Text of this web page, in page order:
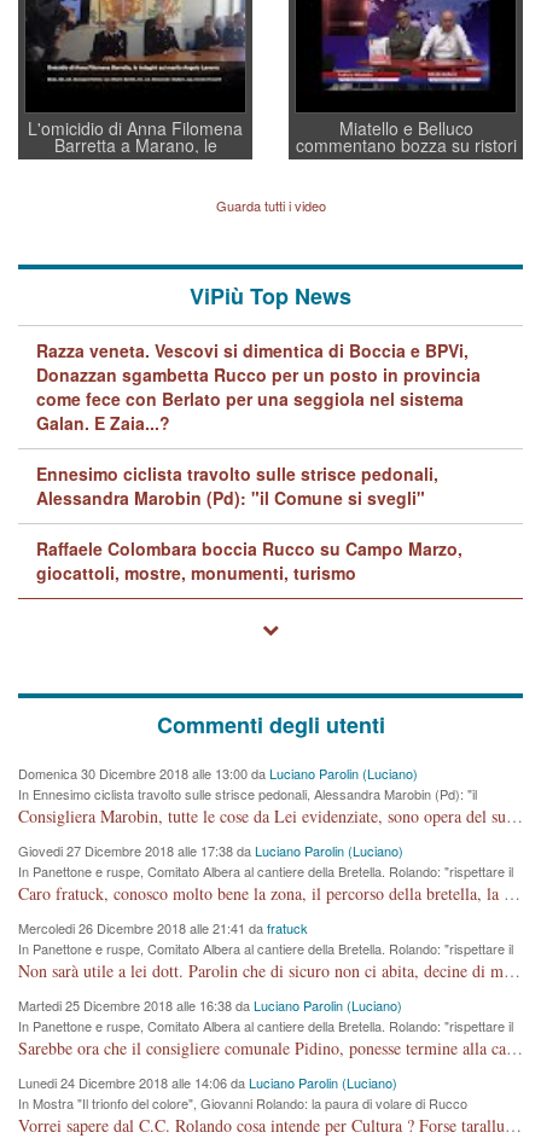
L'omicidio di Anna Filomena
Barretta a Marano, le
indagini dei carabinieri di
Lavarra: più avvincenti di
quelle di... Barbara D'Urso
Miatello e Belluco
commentano bozza su ristori
BPVi e Veneto Banca
Guarda tutti i video
ViPiù Top News
Razza veneta. Vescovi si dimentica di Boccia e BPVi,
Donazzan sgambetta Rucco per un posto in provincia
come fece con Berlato per una seggiola nel sistema
Galan. E Zaia...?
Ennesimo ciclista travolto sulle strisce pedonali,
Alessandra Marobin (Pd): "il Comune si svegli"
Raffaele Colombara boccia Rucco su Campo Marzo,
giocattoli, mostre, monumenti, turismo
Commenti degli utenti
Domenica 30 Dicembre 2018 alle 13:00 daLuciano Parolin (Luciano)
In Ennesimo ciclista travolto sulle strisce pedonali, Alessandra Marobin (Pd): "il
Comune si svegli"
Consigliera Marobin, tutte le cose da Lei evidenziate, sono opera del suo ex Assessore e compagno di Partito Antonio Marco Dalla Pozza Assessore alla "progettazione" di piste ciclabili e altre porcherie. A lui manderei il conto da saldare per incidenti e danni alle persone. E' ora che "finiamola." Avete perso rassegnatevi. qui IL SINDACO RUCCO NON C'ENTRA PER NIENTE. CAPITO!!!!!!!! Amen.
Giovedi 27 Dicembre 2018 alle 17:38 daLuciano Parolin (Luciano)
In Panettone e ruspe, Comitato Albera al cantiere della Bretella. Rolando: "rispettare il
cronoprogramma"
Caro fratuck, conosco molto bene la zona, il percorso della bretella, la situazione dei cittadini, abito in Viale Trento. A partire dal 2003 ho partecipato al Comitato di Maddalene pro bretella, e a riunioni propositive per apportare modifiche al progetto. Numerose mie foto del territorio sono arrivate a Roma, altri miei interventi (non graditi dalla Sx) sono stati pubblicati dal GdV, assieme ad altri come Ciro Asproso, ora favorevole alla bretella. Ho partecipato alla raccolta firme per la chiusura della strada x 5 giorni eseguita dal Sindaco Hullwech per sforamento 180 Micro/g. Pertanto come impegno per la tematica sono apposto con la coscienza. Ora il Progetto è partito, fine! Voglio dire che la nuova Giunta "comunale" non c'entra più. L'opera sarà "malauguratamente" eseguita, ma non con il mio placet. Il Consigliere Comunale dovrebbe capire che la campagna elettorale è finita, con buona pace di tutti. Quello che invece dovrebbe interessare è la proprietà della strada, dall'uscita autostradale Ovest, sino alla Rotatoria dell'Albara, vi sono tre possessori: Autostrade SpA; La Provincia, il Comune. Come la mettiamo per il futuro ? I costi, da 50 sono saliti a 100 milioni di € come dire 20 milioni a KM (!) da non credere. Comunque si farà. Ma nessuno canti Vittoria, anzi meglio non farne un ulteriore fatto "partitico" per questioni elettorali o di seggio. Se mi manda la sua mail, sono disponibile ad inviare i documenti e le foto sopra descritte. Con ossequi, Luciano Parolin
Mercoledi 26 Dicembre 2018 alle 21:41 dafratuck
In Panettone e ruspe, Comitato Albera al cantiere della Bretella. Rolando: "rispettare il
cronoprogramma"
Non sarà utile a lei dott. Parolin che di sicuro non ci abita, decine di migliaia di TIR, automobili e padroncini che passano quotidianamente per una strada appena rotabile, non è più possibile stendere i panni, attraversare la strada senza rischiare la morte, le case stanno crepando, i tempi sono cambiati e la bretella non passerà assolutamente per maddalene (ma cosa sta a dire?!), dia invece responsabilità a chi ha costruito tagliando la strada che doveva invece terminare a isola vicentina e non al moracchino lasciando Motta di Costabissara ancora in panne di traffico. I tempi sono cambiati dottore e se l'anagrafe della vita stagna nell'essere umano impressioni conservatrici, la società non le considera perchè va avanti, si industrializza e ha bisogno di infrastrutture e di sviluppo. Ultima considerazione, se è geloso di Rolando perchè vede in lui solo campagne politiche mentre si difendono i SOLI diritti dei cittadini, la preghiamo faccia considerazioni più appropriate. Saluti e complimenti per i suoi scritti.
Martedi 25 Dicembre 2018 alle 16:38 daLuciano Parolin (Luciano)
In Panettone e ruspe, Comitato Albera al cantiere della Bretella. Rolando: "rispettare il
cronoprogramma"
Sarebbe ora che il consigliere comunale Pidino, ponesse termine alla campagna elettorale nel territorio del suo seggio Villaggio del Sole. La tiraca è iniziata, distruggerà 6 km di prateria ovest della città, ricca di fonti e sorgenti d'acqua. I cittadini di Maddalene non avranno più Pace la notte. Molta colpa per la costruzione di questa Strada è proprio del signor Rolando,dei suoi gazebo mobili e che vuol far passare questa opera VANDALICA come progetto "utile" a chi ? Non è cosa seria sig. Rolando!
Lunedi 24 Dicembre 2018 alle 14:06 daLuciano Parolin (Luciano)
In Mostra "Il trionfo del colore", Giovanni Rolando: la paura di volare di Rucco
Vorrei sapere dal C.C. Rolando cosa intende per Cultura ? Forse tarallucci, vino e sagre, o spaghetti tricolori del PD ? Il continuo (s)parlare della mostra a Palazzo Chiericati caro consigliere DANNEGGIA FORTEMENTE l'immagine della città TUTTA e fa deviare i consensi che in RUSSIA (badi bene ex U.R.S.S.) sono ECCELLENTI. A livello artistico l'evento è di alta Valenza culturale, COMPITO di Tutta la Cittadinanza fare il possibile per propagandare l'iniziativa senza farne UN CASO PARTITICO come fa Lei da sempre. Meno Gazebo + Partecipazione! E così sia. Amen.